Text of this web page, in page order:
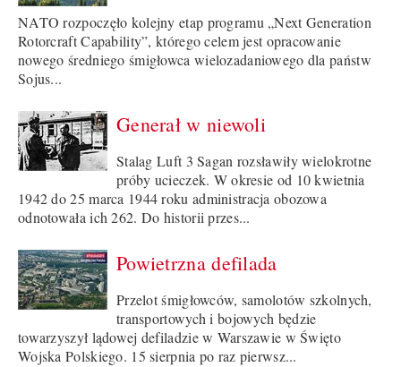
NATO rozpoczęło kolejny etap programu „Next Generation
Rotorcraft Capability”, którego celem jest opracowanie
nowego średniego śmigłowca wielozadaniowego dla państw
Sojus...
Generał w niewoli
Stalag Luft 3 Sagan rozsławiły wielokrotne
próby ucieczek. W okresie od 10 kwietnia
1942 do 25 marca 1944 roku administracja obozowa
odnotowała ich 262. Do historii przes...
Powietrzna defilada
Przelot śmigłowców, samolotów szkolnych,
transportowych i bojowych będzie
towarzyszył lądowej defiladzie w Warszawie w Święto
Wojska Polskiego. 15 sierpnia po raz pierwsz...